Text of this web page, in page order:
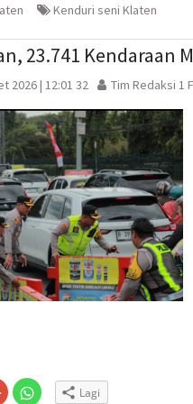
(Membuka
di
yang
baru)
di
jendela
baru)
Kenduri seni Klaten
23.741 Kendaraan
2026 | 12:01 32 Tim Redaksi 1
Klik
untuk
Klik
untuk Lagi